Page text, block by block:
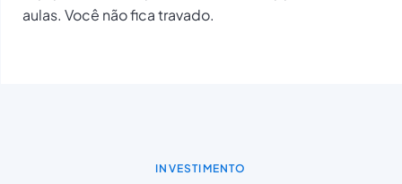
aulas. Você não fica travado.
INVESTIMENTO